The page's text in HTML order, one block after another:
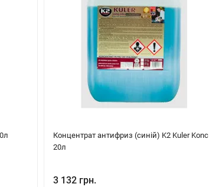
Концентрат антифриз (синій) K2 Kuler Konc
20л
3 132 грн.